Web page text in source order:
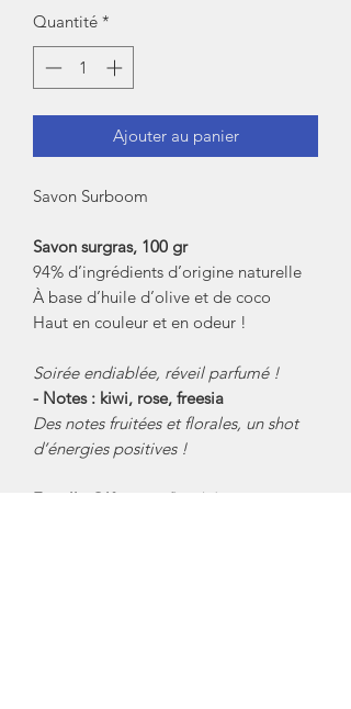
Quantité *
Ajouter au panier
Savon Surboom
Savon surgras, 100 gr
94% d’ingrédients d’origine naturelle
À base d’huile d’olive et de coco
Haut en couleur et en odeur !
Soirée endiablée, réveil parfumé !
- Notes : kiwi, rose, freesia
Des notes fruitées et florales, un shot
d’énergies positives !
Famille Olfactive: floral, boisé, musqué